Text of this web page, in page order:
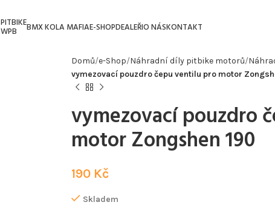
PITBIKE
WPB BMX KOLA MAFIAE-SHOPDEALEŘIO NÁSKONTAKT
Domů e-Shop Náhradní díly pitbike motorů
vymezovací pouzdro čepu ventilu pro motor
vymezovací pouzdro
motor Zongshen 190
190 Kč
Skladem